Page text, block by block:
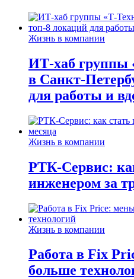
Жизнь в компании
ИТ-хаб группы
в Санкт-
для работы и
Жизнь в компании
РТК-Сервис:
инженером за
Жизнь в компании
Работа в Fix
больше